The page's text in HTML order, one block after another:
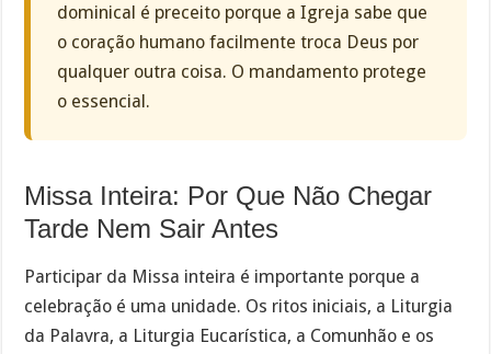
dominical é preceito porque a Igreja sabe que
o coração humano facilmente troca Deus por
qualquer outra coisa. O mandamento protege
o essencial.
Missa Inteira: Por Que Não Chegar
Tarde Nem Sair Antes
Participar da Missa inteira é importante porque a
celebração é uma unidade. Os ritos iniciais, a Liturgia
da Palavra, a Liturgia Eucarística, a Comunhão e os